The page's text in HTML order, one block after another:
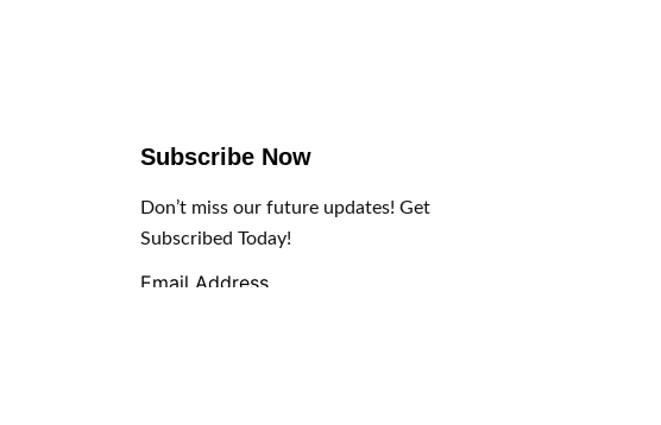
Subscribe Now
Don’t miss our future updates! Get
Subscribed Today!
Email Address